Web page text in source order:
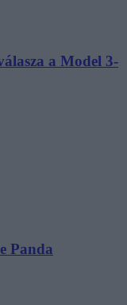
a Model 3-
Panda